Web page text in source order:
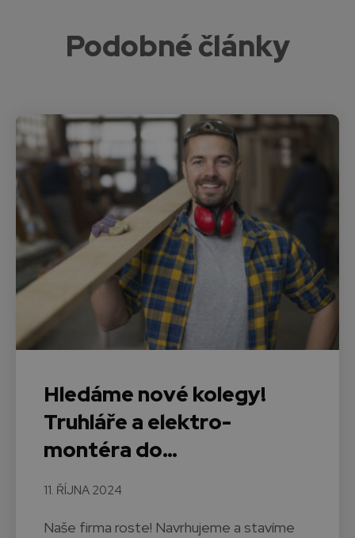
Podobné články
Hledáme nové kolegy!
Truhláře a elektro-
montéra do…
11. ŘÍJNA 2024
Naše firma roste! Navrhujeme a stavíme